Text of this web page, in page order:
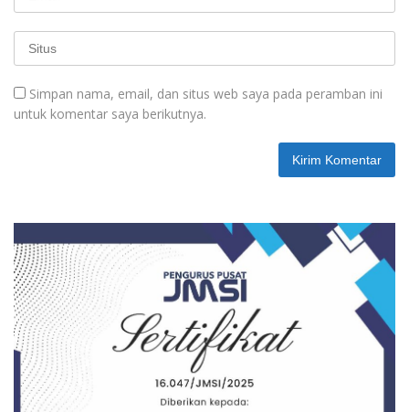
Simpan nama, email, dan situs web saya pada peramban ini
untuk komentar saya berikutnya.